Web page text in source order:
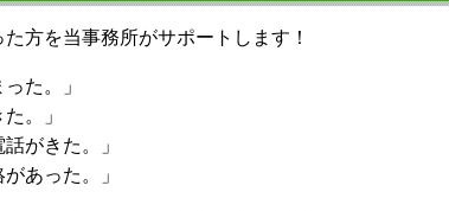
方を当事務所がサポートします！
た。」
。」
がきた。」
あった。」